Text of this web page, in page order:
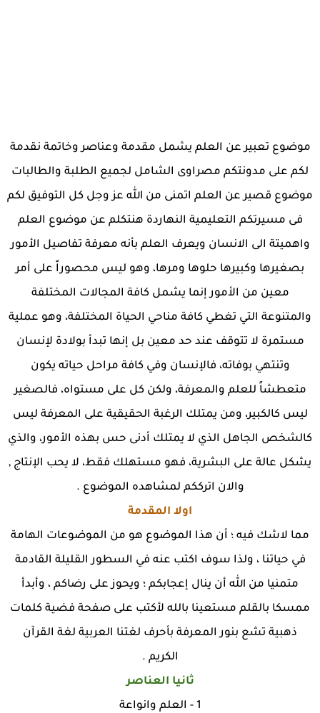
موضوع تعبير عن العلم يشمل مقدمة وعناصر وخاتمة نقدمة
لكم على مدونتكم مصراوى الشامل لجميع الطلبة والطالبات
موضوع قصير عن العلم اتمنى من الله عز وجل كل التوفيق لكم
فى مسيرتكم التعليمية النهاردة هنتكلم عن موضوع العلم
واهميتة الى الانسان ويعرف العلم بأنه معرفة تفاصيل الأمور
بصغيرها وكبيرها حلوها ومرها، وهو ليس محصوراً على أمر
معين من الأمور إنما يشمل كافة المجالات المختلفة
والمتنوعة التي تغطي كافة مناحي الحياة المختلفة، وهو عملية
مستمرة لا تتوقف عند حد معين بل إنها تبدأ بولادة لإنسان
وتنتهي بوفاته، فالإنسان وفي كافة مراحل حياته يكون
متعطشاً للعلم والمعرفة، ولكن كل على مستواه، فالصغير
ليس كالكبير، ومن يمتلك الرغبة الحقيقية على المعرفة ليس
كالشخص الجاهل الذي لا يمتلك أدنى حس بهذه الأمور، والذي
يشكل عالة على البشرية، فهو مستهلك فقط، لا يحب الإنتاج ,
والان اترككم لمشاهده الموضوع .
اولا المقدمة
مما لاشك فيه ؛ أن هذا الموضوع هو من الموضوعات الهامة
في حياتنا ، ولذا سوف اكتب عنه في السطور القليلة القادمة
متمنيا من الله أن ينال إعجابكم ؛ ويحوز على رضاكم ، وأبدأ
ممسكا بالقلم مستعينا بالله لأكتب على صفحة فضية كلمات
ذهبية تشع بنور المعرفة بأحرف لغتنا العربية لغة القرآن
الكريم .
ثانيا العناصر
1 - العلم وانواعة